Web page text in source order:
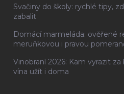
Svačiny do školy: rychlé tipy,
zabalit
Domácí marmeláda: ověřené
meruňkovou i pravou
Vinobraní 2026: Kam vyrazit
vína užít i doma